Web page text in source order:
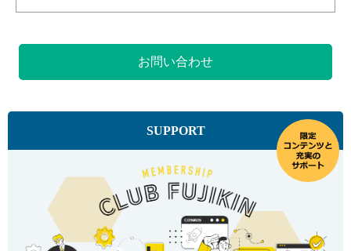
お問い合わせ
SUPPORT